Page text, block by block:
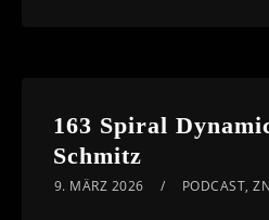
163 Spiral
Schmitz
9. MÄRZ 2026 PODCAST,